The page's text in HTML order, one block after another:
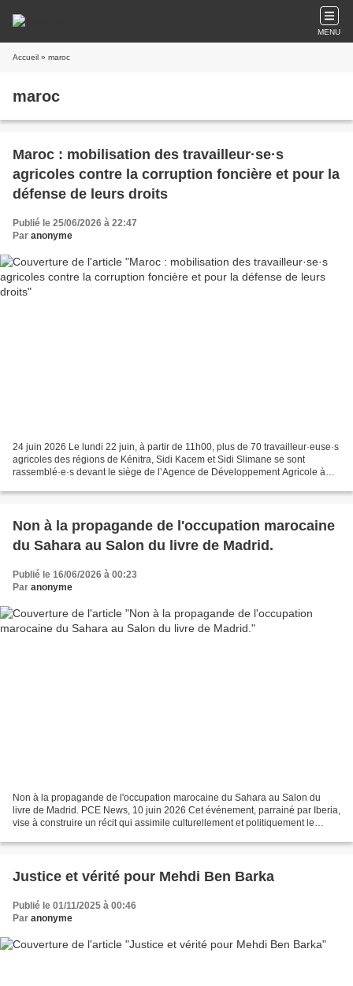
MENU
Accueil » maroc
maroc
Maroc : mobilisation des travailleur·se·s
agricoles contre la corruption foncière et pour la
défense de leurs droits
Publié le 25/06/2026 à 22:47
Par anonyme
24 juin 2026 Le lundi 22 juin, à partir de 11h00, plus de 70 travailleur·euse·s
agricoles des régions de Kénitra, Sidi Kacem et Sidi Slimane se sont
rassemblé·e·s devant le siège de l’Agence de Développement Agricole à
Non à la propagande de l'occupation marocaine
du Sahara au Salon du livre de Madrid.
Publié le 16/06/2026 à 00:23
Par anonyme
Non à la propagande de l'occupation marocaine du Sahara au Salon du
livre de Madrid. PCE News, 10 juin 2026 Cet événement, parrainé par Iberia,
vise à construire un récit qui assimile culturellement et politiquement le
Justice et vérité pour Mehdi Ben Barka
Publié le 01/11/2025 à 00:46
Par anonyme